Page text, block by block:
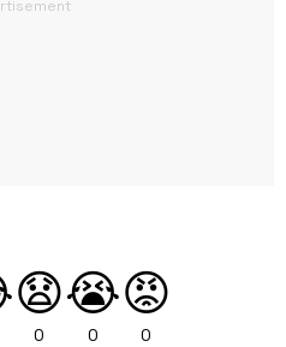
😧
0
😭
0
😡
0